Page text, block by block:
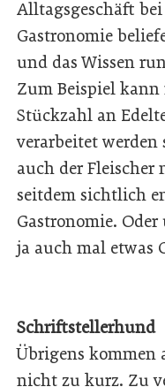
Alltagsgeschäft
Gastronomie
und das Wissen
Zum Beispiel kann
Stückzahl an
verarbeitet
auch der Fleischer
seitdem sichtlich
Gastronomie.
ja auch mal etwas
Schriftstellerhund
Übrigens kommen
nicht zu kurz. Zu